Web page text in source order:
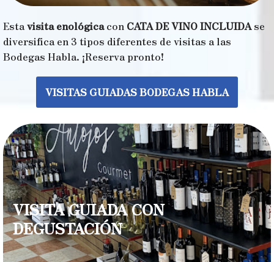
Estavisita enológicacon CATA DE VINO INCLUIDAse
diversifica en 3 tipos diferentes de visitas a las
Bodegas Habla. ¡Reserva pronto!
VISITAS GUIADAS BODEGAS HABLA
VISITA GUIADA CON
DEGUSTACIÓN